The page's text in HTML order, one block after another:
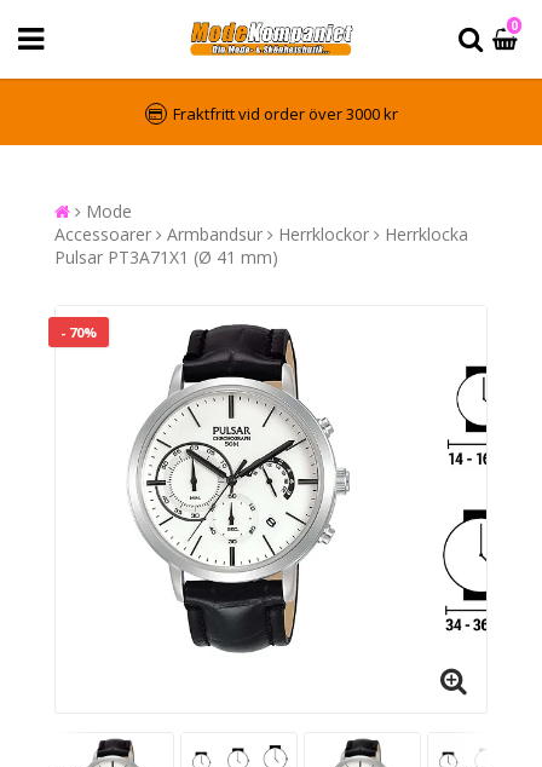
0
Fraktfritt vid order över 3000 kr
Mode
Accessoarer
Armbandsur Herrklockor
Herrklocka
Pulsar PT3A71X1 (Ø 41 mm)
- 70%